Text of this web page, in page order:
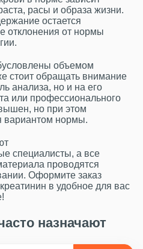
расы и образа жизни.
остается
отклонения от нормы
объемом
стоит обращать внимание
анализа, но и на его
или профессионального
но при этом
вариантом нормы.
специалисты, а все
проводятся
Оформите заказ
в удобное для вас
назначают